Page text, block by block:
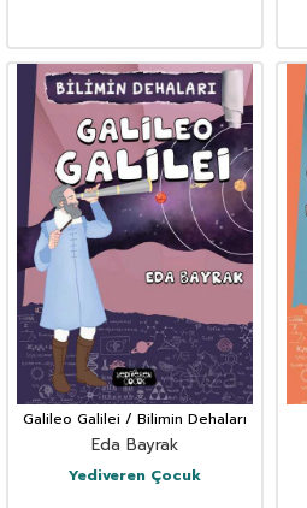
Galileo Galilei / Bilimin Dehaları
Eda Bayrak
Yediveren Çocuk